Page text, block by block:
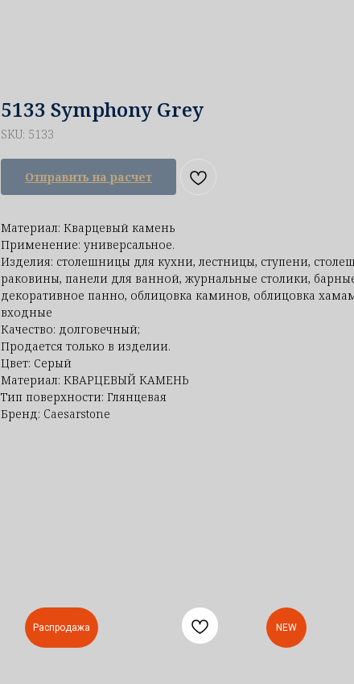
5133 Symphony Grey
SKU: 5133
Отправить на расчет
Материал: Кварцевый камень
Применение: универсальное.
Изделия: столешницы для кухни, лестницы, ступени,
раковины, панели для ванной, журнальные столики,
декоративное панно, облицовка каминов, облицовка
входные
Качество: долговечный;
Продается только в изделии.
Цвет: Серый
Материал: КВАРЦЕВЫЙ КАМЕНЬ
Тип поверхности: Глянцевая
Бренд: Caesarstone
Распродажа NEW